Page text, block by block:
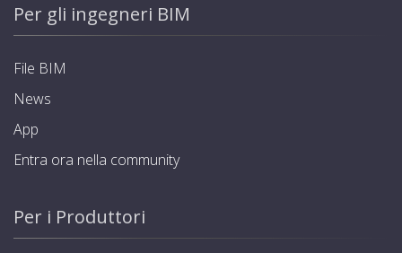
Per gli ingegneri BIM
File BIM
News
App
Entra ora nella community
Per i Produttori